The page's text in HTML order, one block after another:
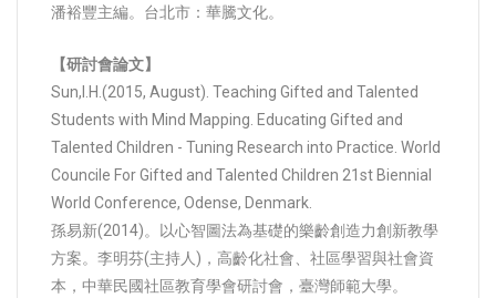
潘裕豐主編。台北市：華騰文化。
【研討會論文】
Sun,I.H.(2015, August). Teaching Gifted and Talented
Students with Mind Mapping. Educating Gifted and
Talented Children - Tuning Research into Practice. World
Councile For Gifted and Talented Children 21st Biennial
World Conference, Odense, Denmark.
孫易新(2014)。以心智圖法為基礎的樂齡創造力創新教學
方案。李明芬(主持人)，高齡化社會、社區學習與社會資
本，中華民國社區教育學會研討會，臺灣師範大學。